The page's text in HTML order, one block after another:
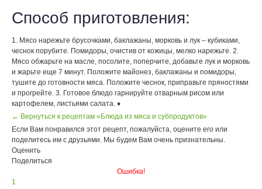
Способ приготовления:
1. Мясо нарежьте брусочками, баклажаны, морковь и лук – кубиками,
чеснок порубите. Помидоры, очистив от кожицы, мелко нарежьте. 2.
Мясо обжарьте на масле, посолите, поперчите, добавьте лук и морковь
и жарьте еще 7 минут. Положите майонез, баклажаны и помидоры,
тушите до готовности мяса. Положите чеснок, приправьте пряностями
и прогрейте. 3. Готовое блюдо гарнируйте отварным рисом или
картофелем, листьями салата. ♦
← Вернуться к рецептам «Блюда из мяса и субпродуктов»
Если Вам понравился этот рецепт, пожалуйста, оцените его или
поделитесь им с друзьями. Мы будем Вам очень признательны.
Оценить
Поделиться
Ошибка!
1